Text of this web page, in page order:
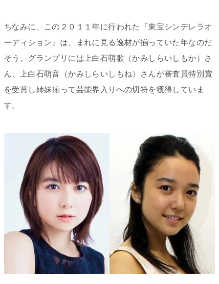
ちなみに、この２０１１年に行われた『東宝シンデレラオ
ーディション 』は、まれに見る逸材が揃っていた年なのだ
そう。グランプリには上白石萌歌（かみしらいしもか）さ
ん、上白石萌音（かみしらいしもね）さんが審査員特別賞
を受賞し姉妹揃って芸能界入りへの切符を獲得していま
す。